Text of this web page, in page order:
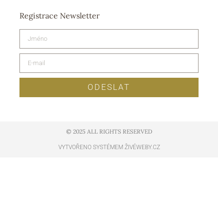
Registrace Newsletter
ODESLAT
© 2025 ALL RIGHTS RESERVED​
VYTVOŘENO SYSTÉMEM ŽIVÉWEBY.CZ